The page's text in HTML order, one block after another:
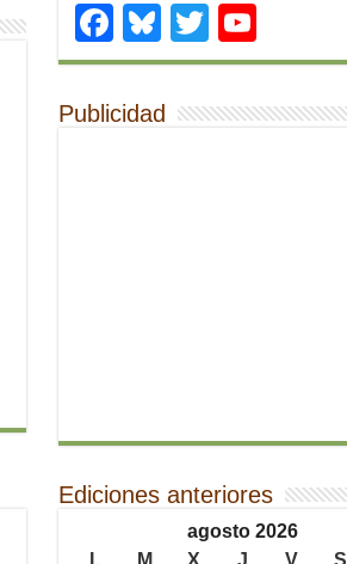
Facebook
Bluesky
Twitter
Publicidad
Ediciones anteriores
agosto 2026
L
M X J V S